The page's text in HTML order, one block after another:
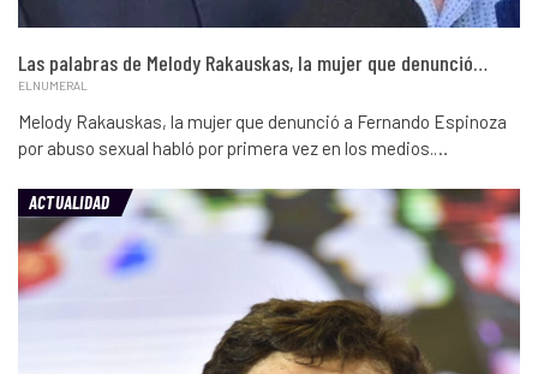
Las palabras de Melody Rakauskas, la mujer que denunció…
ELNUMERAL
Melody Rakauskas, la mujer que denunció a Fernando Espinoza
por abuso sexual habló por primera vez en los medios.…
ACTUALIDAD